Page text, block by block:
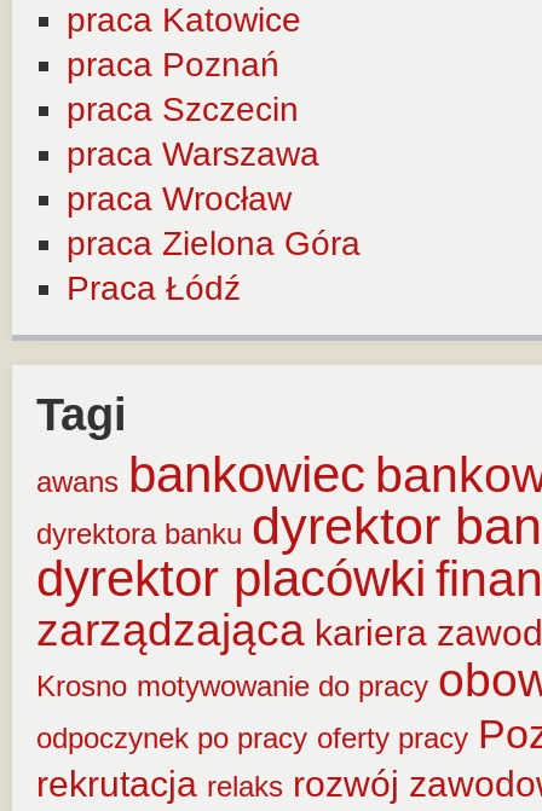
praca Katowice
praca Poznań
praca Szczecin
praca Warszawa
praca Wrocław
praca Zielona Góra
Praca Łódź
Tagi
awans bankowiec
dyrektora banku dyrektor
dyrektor placówki
zarządzająca kariera
Krosno motywowanie do pracy
odpoczynek po pracy oferty pracy
rekrutacja relaks rozwój